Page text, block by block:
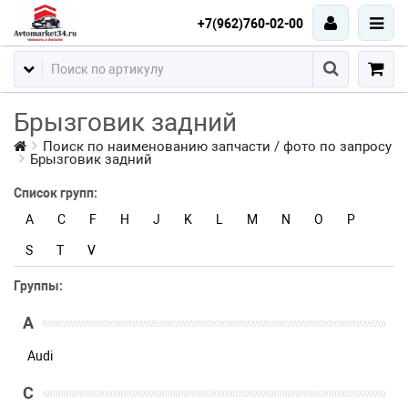
+7(962)760-02-00
Брызговик задний
Поиск по наименованию запчасти / фото по запросу
Брызговик задний
Список групп:
A
C F H J K M N O P
S T V
Группы:
A
Audi
C